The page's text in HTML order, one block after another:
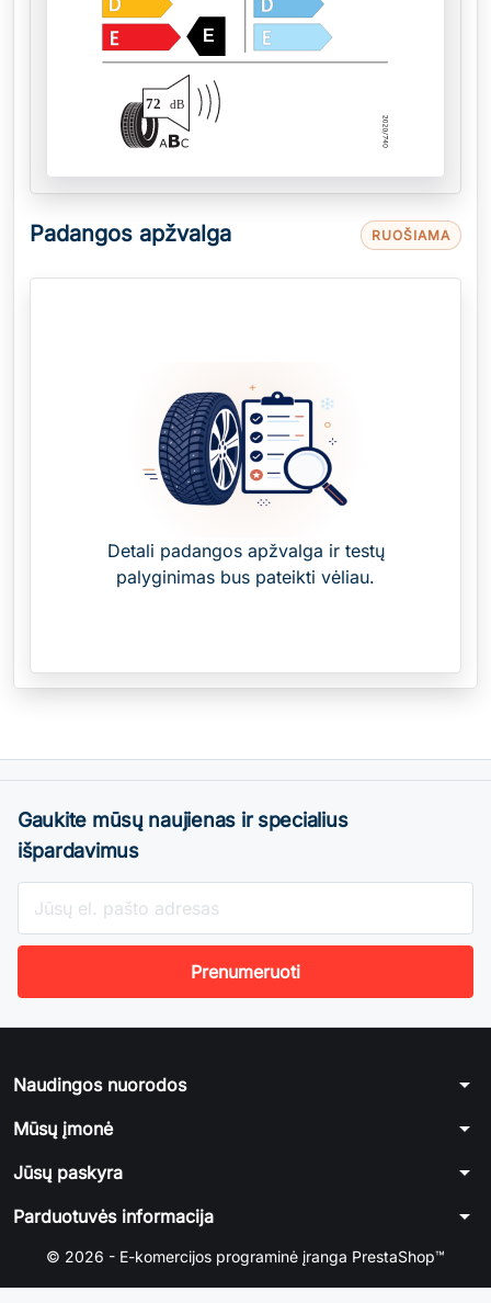
E
72 dB
Padangos apžvalga RUOŠIAMA
Detali padangos apžvalga ir testų
palyginimas bus pateikti vėliau.
Gaukite mūsų naujienas ir specialius
išpardavimus
Naudingos nuorodos arrow_drop_down
Mūsų įmonė arrow_drop_down
Jūsų paskyra arrow_drop_down
Parduotuvės informacija arrow_drop_down
© 2026 - E-komercijos programinė įranga PrestaShop™